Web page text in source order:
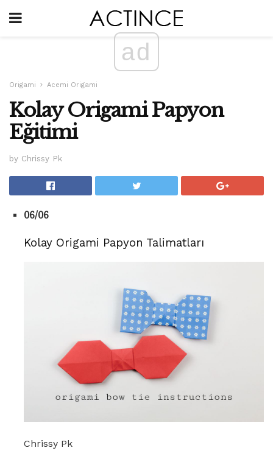
ad
Origami Acemi Origami
Kolay Origami Papyon
Eğitimi
by Chrissy Pk
06/06
Kolay Origami Papyon Talimatları
Chrissy Pk